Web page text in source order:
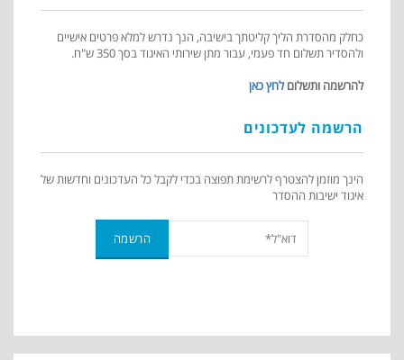
כחלק מהסדרת הליך קליטתך בישיבה, הנך נדרש למלא פרטים אישיים
ולהסדיר תשלום חד פעמי, עבור מתן שירותי האיגוד בסך 350 ש"ח.
להרשמה ותשלוםלחץ כאן
הרשמה לעדכונים
הינך מוזמן להצטרף לרשימת תפוצה בכדי לקבל כל העדכונים וחדשות של
איגוד ישיבות ההסדר